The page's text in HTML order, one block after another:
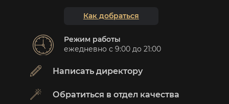
Как добраться
Режим работы
ежедневно с 9:00 до 21:00
Написать директору
Обратиться в отдел качества